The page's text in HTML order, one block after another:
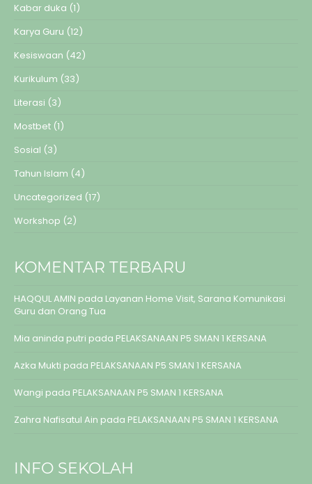
Kabar duka (1)
Karya Guru (12)
Kesiswaan (42)
Kurikulum (33)
Literasi (3)
Mostbet (1)
Sosial (3)
Tahun Islam (4)
Uncategorized (17)
Workshop (2)
KOMENTAR TERBARU
HAQQUL AMIN pada Layanan Home Visit, Sarana Komunikasi
Guru dan Orang Tua
Mia aninda putri pada PELAKSANAAN P5 SMAN 1 KERSANA
Azka Mukti pada PELAKSANAAN P5 SMAN 1 KERSANA
Wangi pada PELAKSANAAN P5 SMAN 1 KERSANA
Zahra Nafisatul Ain pada PELAKSANAAN P5 SMAN 1 KERSANA
INFO SEKOLAH